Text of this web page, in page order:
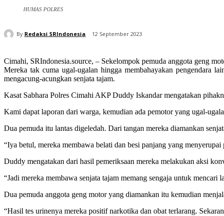
HUMAS POLRES
By Redaksi SRIndonesia 12 September 2023
Cimahi, SRIndonesia.source, – Sekelompok pemuda anggota geng
Mereka tak cuma ugal-ugalan hingga membahayakan pengendara
mengacung-acungkan senjata tajam.
Kasat Sabhara Polres Cimahi AKP Duddy Iskandar mengatakan
Kami dapat laporan dari warga, kemudian ada pemotor yang ugal-
Dua pemuda itu lantas digeledah. Dari tangan mereka diamankan
“Iya betul, mereka membawa belati dan besi panjang yang
Duddy mengatakan dari hasil pemeriksaan mereka melakukan aksi
“Jadi mereka membawa senjata tajam memang sengaja untuk
Dua pemuda anggota geng motor yang diamankan itu kemudian
“Hasil tes urinenya mereka positif narkotika dan obat terlarang.